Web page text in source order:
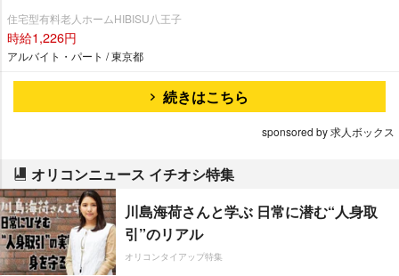
住宅型有料老人ホームHIBISU八王子
時給1,226円
アルバイト・パート / 東京都
続きはこちら
sponsored by 求人ボックス
オリコンニュース イチオシ特集
川島海荷さんと学ぶ 日常に潜む“人身取
引”のリアル
オリコンタイアップ特集